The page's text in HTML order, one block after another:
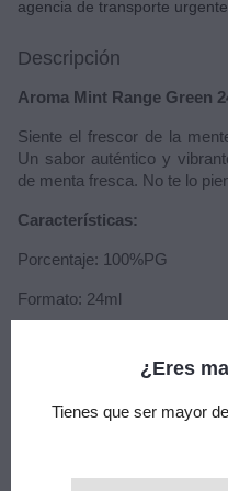
agencia de transporte
Descripción
Aroma Mint Range Green
Siente el frescor de la
Un sabor auténtico y
de menta fresca. No te lo
Características:
Porcentaje: 100%PG
Formato: 24ml
Maceración: 2 a 7 días
Sabor: Menta, hielo
¿Eres
Tienes que ser mayor